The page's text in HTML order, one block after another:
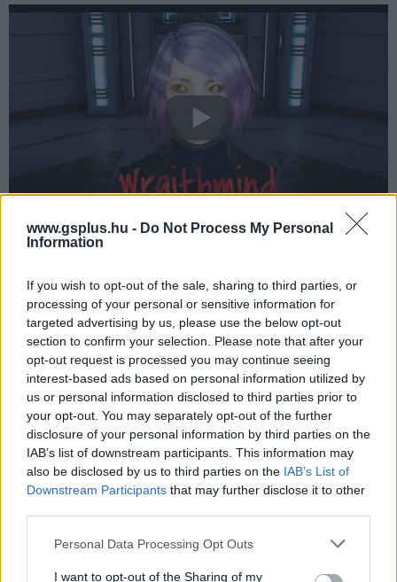
www.gsplus.hu - Do Not Process My Personal
Information
If you wish to opt-out of the sale, sharing to third parties, or
processing of your personal or sensitive information for
targeted advertising by us, please use the below opt-out
section to confirm your selection. Please note that after your
opt-out request is processed you may continue seeing
interest-based ads based on personal information utilized by
us or personal information disclosed to third parties prior to
your opt-out. You may separately opt-out of the further
disclosure of your personal information by third parties on the
IAB’s list of downstream participants. This information may
also be disclosed by us to third parties on the IAB’s List of
Downstream Participants that may further disclose it to other
Please note that this website/app uses one or more Google
not limited to your visit or usage behaviour. You may click to
Personal Data Processing Opt Outs
I want to opt-out of the Sharing of my
áll, így az itch.io katalógusában elérhető verzió
gyakorlatilag korai hozzáférésű kiadásnak tekinthető. A
valós idejű tower defense stratégia legfeljebb 25
egységből álló csapatok irányítását teszi lehetővé,
miközben a fejlesztő saját bevallása szerint a karakterek
egy részét a felesége és a macskái ihlették.